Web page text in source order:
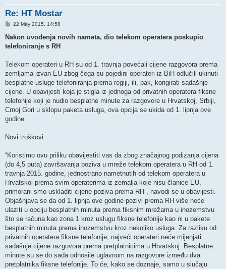
Re: HT Mostar
P
s
22 May 2015, 14:58
Nakon uvođenja novih nameta, dio telekom operatera poskupio
telefoniranje s RH
Telekom operateri u RH su od 1. travnja povećali cijene razgovora prema
zemljama izvan EU zbog čega su pojedini operateri iz BiH odlučili ukinuti
besplatne usluge telefoniranja prema regiji, ili, pak, korigirati sadašnje
cijene. U obavijesti koja je stigla iz jednoga od privatnih operatera fiksne
telefonije koji je nudio besplatne minute za razgovore u Hrvatskoj, Srbiji,
Crnoj Gori u sklopu paketa usluga, ova opcija se ukida od 1. lipnja ove
godine.
Novi troškovi
“Koristimo ovu priliku obavijestiti vas da zbog značajnog podizanja cijena
(do 4,5 puta) završavanja poziva u mreže telekom operatera u RH od 1.
travnja 2015. godine, jednostrano nametnutih od telekom operatera u
Hrvatskoj prema svim operaterima iz zemalja koje nisu članice EU,
primorani smo uskladiti cijene poziva prema RH”, navodi se u obavijesti.
Objašnjava se da od 1. lipnja ove godine pozivi prema RH više neće
ulaziti u opciju besplatnih minuta prema fiksnim mrežama u inozemstvu
što se računa kao zona 1 kroz uslugu fiksne telefonije kao ni u pakete
besplatnih minuta prema inozemstvu kroz nekoliko usluga. Za razliku od
privatnih operatera fiksne telefonije, najveći operateri neće mijenjati
sadašnje cijene razgovora prema pretplatnicima u Hrvatskoj. Besplatne
minute su se do sada odnosile uglavnom na razgovore između dva
pretplatnika fiksne telefonije. To će, kako se doznaje, samo u slučaju